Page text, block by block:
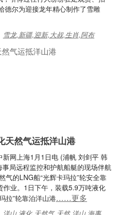
德尔为迎接龙年精心制作了雪雕
雪龙,新疆,迎新,大叔,生肖,阿布
天然气运抵洋山港
网上海1月1日电 (浦帆 刘剑平 韩
局远程监控和护航船艇的现场伴航
气的LNG船“光辉卡玛拉”轮安全靠
作业。1日下午，装载5.9万吨液化
拉”轮靠泊洋山港……更多
洋山,液化,天然气,天然,洋山,海事